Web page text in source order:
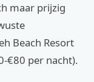
maar prijzig
Beach Resort
€80 per nacht).